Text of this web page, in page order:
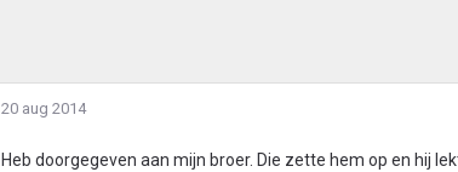
20 aug 2014
Heb doorgegeven aan mijn broer. Die zette hem op en hij